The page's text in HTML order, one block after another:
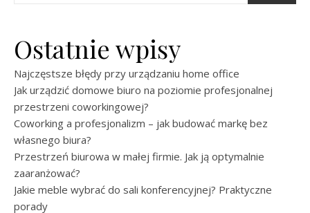
Ostatnie wpisy
Najczęstsze błędy przy urządzaniu home office
Jak urządzić domowe biuro na poziomie profesjonalnej
przestrzeni coworkingowej?
Coworking a profesjonalizm – jak budować markę bez
własnego biura?
Przestrzeń biurowa w małej firmie. Jak ją optymalnie
zaaranżować?
Jakie meble wybrać do sali konferencyjnej? Praktyczne
porady